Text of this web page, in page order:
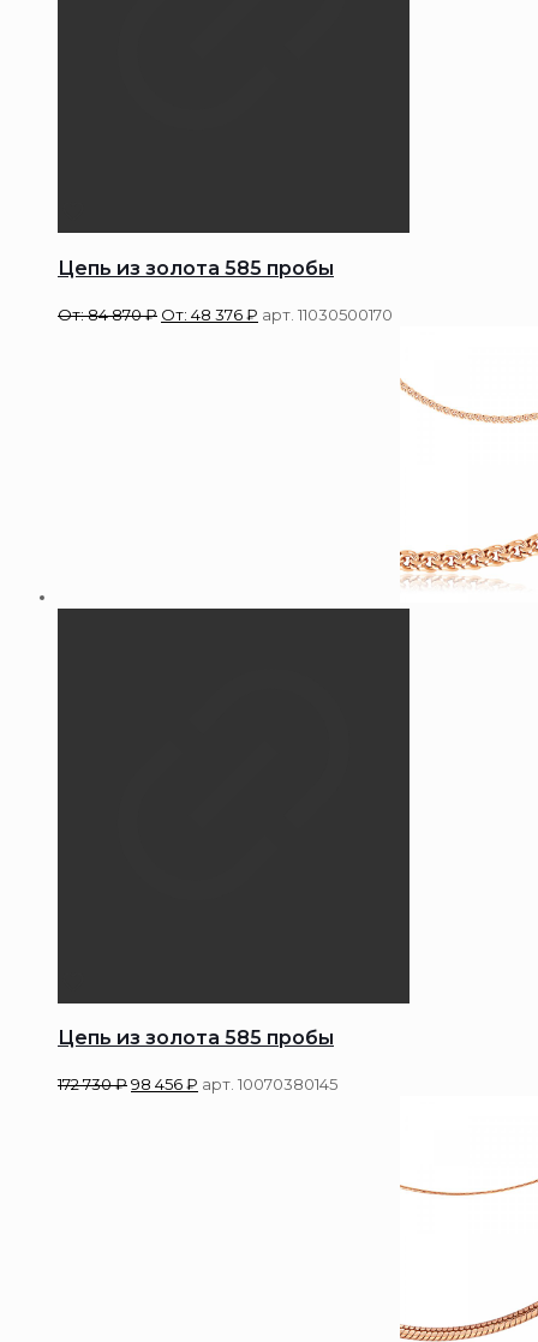
Цепь из золота 585 пробы
От:84 870₽ От: 48 376₽ арт. 11030500170
Цепь из золота 585 пробы
172 730₽98 456₽ арт. 10070380145